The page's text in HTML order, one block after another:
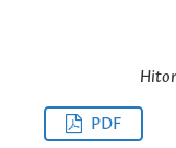
PDF